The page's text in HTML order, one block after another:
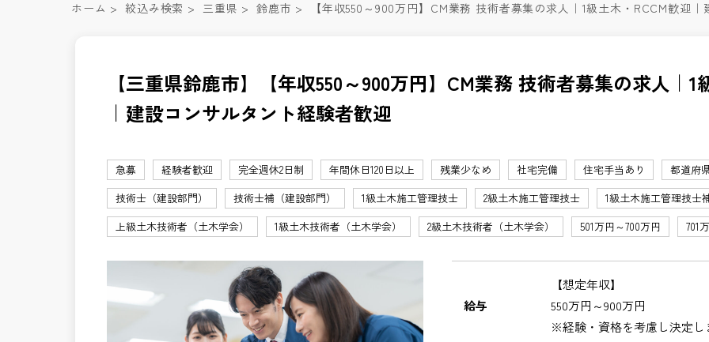
ホーム > 絞込み検索 > 三重県 > 鈴鹿市 > 【年収550～900万円】CM業務 技術者募集の求人｜1級土木・RCCM歓迎
【三重県鈴鹿市】【年収550～900万円】CM業務 技術者募集の求人｜1
｜建設コンサルタント経験者歓迎
急募 経験者歓迎 完全週休2日制 年間休日120日以上 残業少なめ 社宅完備 住宅手当あり
都道府
技術士（建設部門）
技術士補（建設部門） 1級土木施工管理技士 2級土木施工管理技士
1級土木施工管理技士
上級土木技術者（土木学会）
1級土木技術者（土木学会） 2級土木技術者（土木学会） 501万円～700万円 701
給与
【想定年収】
550万円～900万円
※経験・資格を考慮し決定し